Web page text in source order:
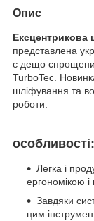
Опис
Ексцентрикова
представлена
є дещо
TurboTec.
шліфування та
роботи.
особливості:
Легка і
ергономікою
Завдяки
цим